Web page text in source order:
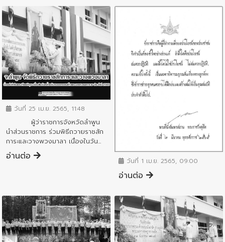
ข่าวกิจกรรมสำคัญจังหวัด
วันที่ 25 เม.ย. 2565, 11:48
ผู้ว่าราชการจังหวัดลำพูน
นำส่วนราชการ ร่วมพิธีถวายราชสัก
การะและวางพวงมาลา เนื่องในวัน...
อ่านต่อ
ข่าวกิจกรรมสำคัญจังหวัด
วันที่ 1 เม.ย. 2565, 09:00
อ่านต่อ